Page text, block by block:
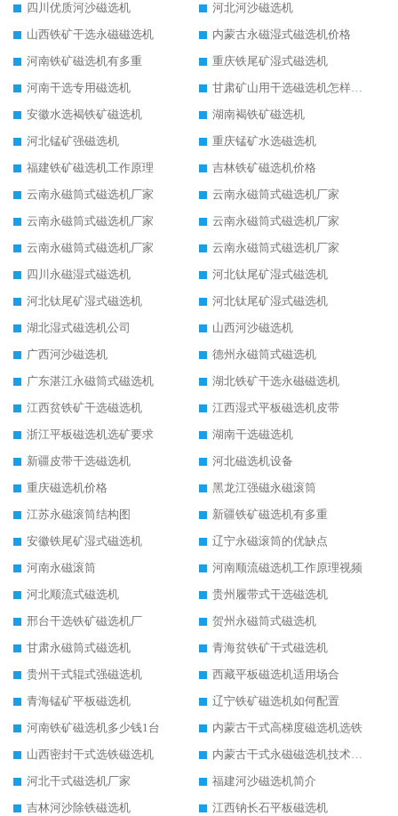
四川优质河沙磁选机
河北河沙磁选机
山西铁矿干选永磁磁选机
内蒙古永磁湿式磁选机价格
河南铁矿磁选机有多重
重庆铁尾矿湿式磁选机
河南干选专用磁选机
甘肃矿山用干选磁选机怎样调磁
安徽水选褐铁矿磁选机
湖南褐铁矿磁选机
河北锰矿强磁选机
重庆锰矿水选磁选机
福建铁矿磁选机工作原理
吉林铁矿磁选机价格
云南永磁筒式磁选机厂家
云南永磁筒式磁选机厂家
云南永磁筒式磁选机厂家
云南永磁筒式磁选机厂家
云南永磁筒式磁选机厂家
云南永磁筒式磁选机厂家
四川永磁湿式磁选机
河北钛尾矿湿式磁选机
河北钛尾矿湿式磁选机
河北钛尾矿湿式磁选机
湖北湿式磁选机公司
山西河沙磁选机
广西河沙磁选机
德州永磁筒式磁选机
广东湛江永磁筒式磁选机
湖北铁矿干选永磁磁选机
江西贫铁矿干选磁选机
江西湿式平板磁选机皮带
浙江平板磁选机选矿要求
湖南干选磁选机
新疆皮带干选磁选机
河北磁选机设备
重庆磁选机价格
黑龙江强磁永磁滚筒
江苏永磁滚筒结构图
新疆铁矿磁选机有多重
安徽铁尾矿湿式磁选机
辽宁永磁滚筒的优缺点
河南永磁滚筒
河南顺流磁选机工作原理视频
河北顺流式磁选机
贵州履带式干选磁选机
邢台干选铁矿磁选机厂
贺州永磁筒式磁选机
甘肃永磁筒式磁选机
青海贫铁矿干式磁选机
贵州干式辊式强磁选机
西藏平板磁选机适用场合
青海锰矿平板磁选机
辽宁铁矿磁选机如何配置
河南铁矿磁选机多少钱1台
内蒙古干式高梯度磁选机选铁
山西密封干式选铁磁选机
内蒙古干式永磁磁选机技术要求
河北干式磁选机厂家
福建河沙磁选机简介
吉林河沙除铁磁选机
江西钠长石平板磁选机